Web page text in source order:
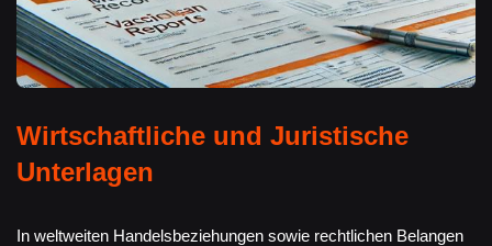
Wirtschaftliche und Juristische
Unterlagen
In weltweiten Handelsbeziehungen sowie rechtlichen Belangen